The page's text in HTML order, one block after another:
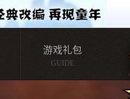
游戏礼包
GUIDE